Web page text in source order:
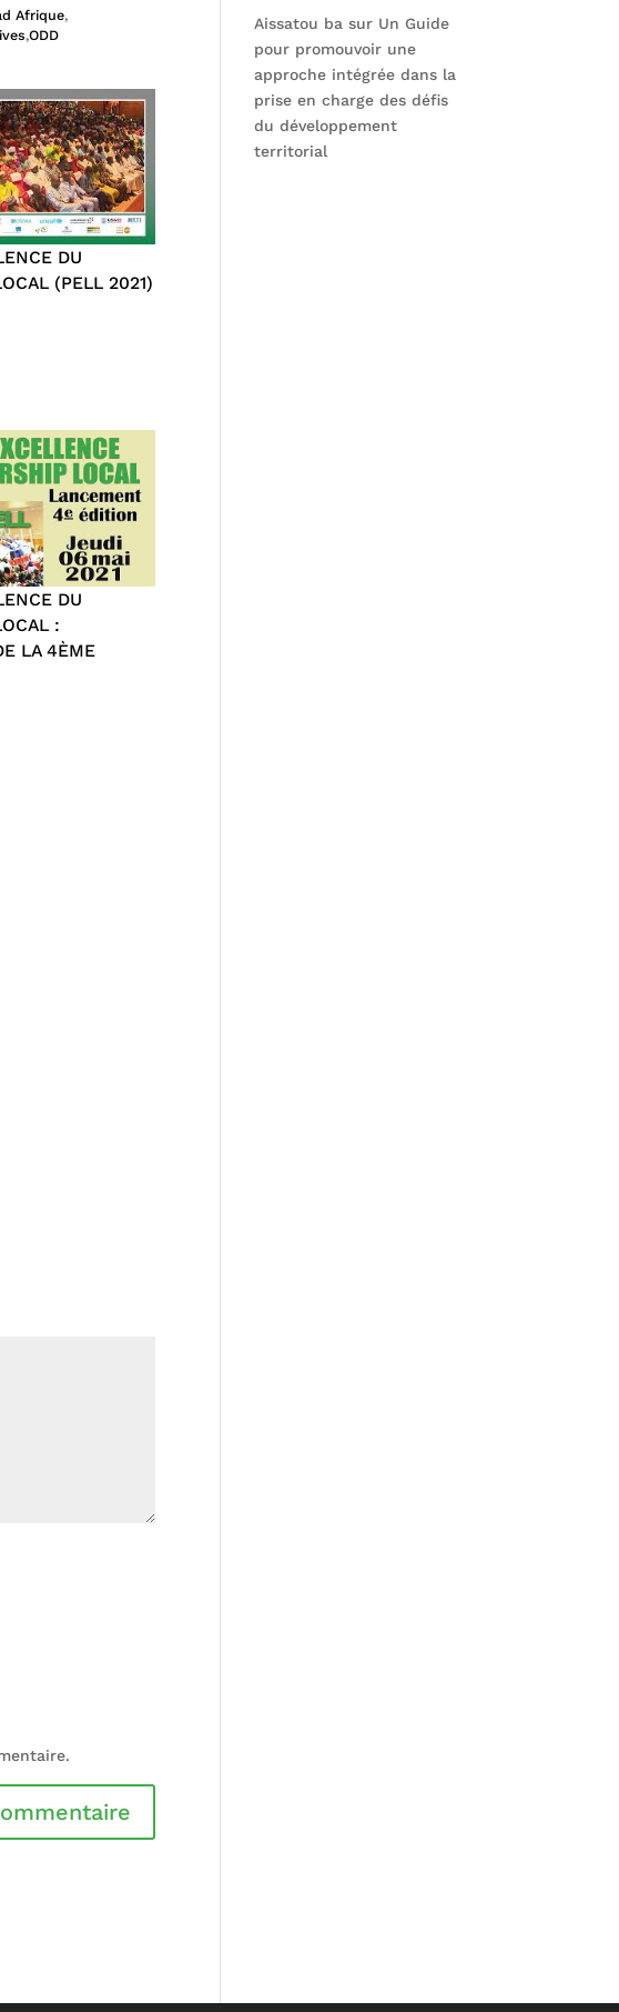
Afrique,
,ODD
DU
(PELL 2021)
DU
:
LA 4ÈME
Aissatou ba sur Un Guide
pour promouvoir une
approche intégrée dans la
prise en charge des défis
du développement
territorial